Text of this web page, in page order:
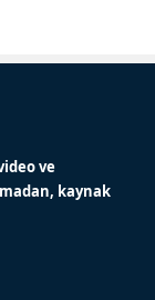
ve
kaynak